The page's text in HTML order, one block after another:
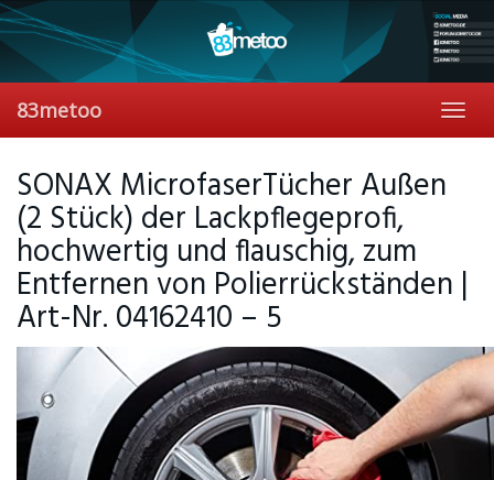
Skip
to
content
83metoo
SONAX MicrofaserTücher Außen
(2 Stück) der Lackpflegeprofi,
hochwertig und flauschig, zum
Entfernen von Polierrückständen |
Art-Nr. 04162410 – 5